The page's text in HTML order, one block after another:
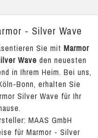
- Silver Wave
Sie mit Marmor
Wave den neuesten
in Ihrem Heim. Bei uns,
Bonn, erhalten Sie
Silver Wave für Ihr
MAAS GmbH
für Marmor - Silver